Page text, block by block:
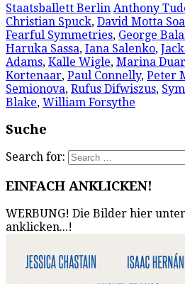
Staatsballett Berlin Anthony
Christian Spuck, David Motta
Fearful Symmetries, George
Haruka Sassa, Iana Salenko,
Adams, Kalle Wigle, Marina
Kortenaar, Paul Connelly, Peter
Semionova, Rufus Difwiszus,
Blake, William Forsythe
Suche
Search for:
EINFACH ANKLICKEN!
WERBUNG! Die Bilder hier
anklicken...!